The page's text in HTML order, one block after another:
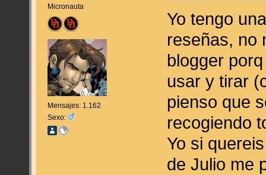
Micronauta
Mensajes: 1.162
Sexo:
Yo tengo
reseñas, no
blogger
usar y tirar
pienso que
recogiendo
Yo si
de Julio me